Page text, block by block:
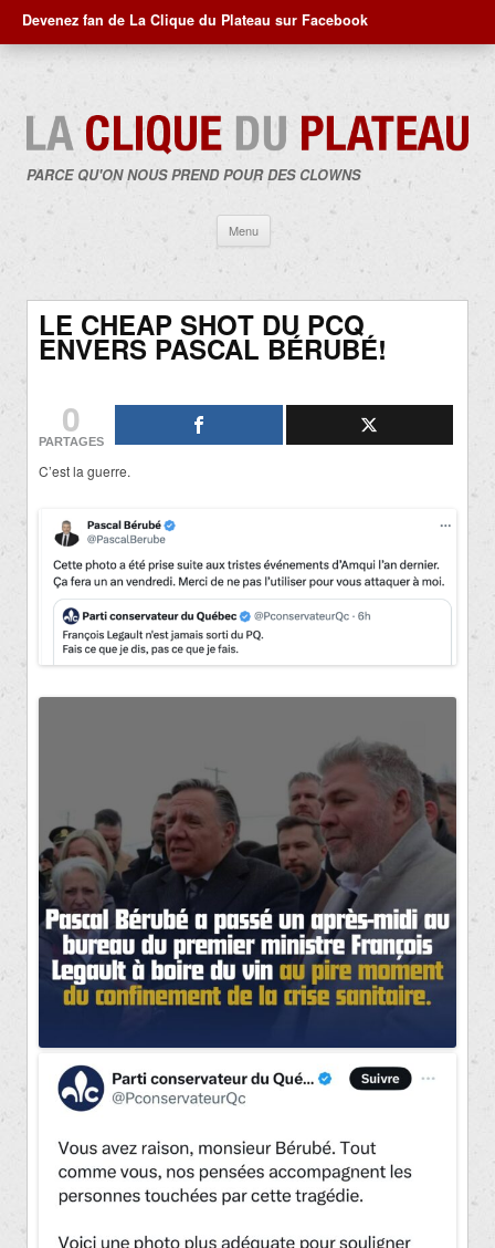
Devenez fan de La Clique du Plateau sur Facebook
PARCE QU'ON NOUS PREND POUR DES CLOWNS
Menu
contenu
LE CHEAP SHOT DU PCQ
ENVERS PASCAL BÉRUBÉ!
0
PARTAGES
C’est la guerre.